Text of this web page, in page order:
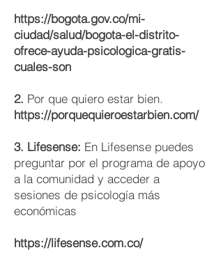
https://bogota.gov.co/mi-
ciudad/salud/bogota-el-distrito-
ofrece-ayuda-psicologica-gratis-
cuales-son
2. Por que quiero estar bien.
https://porquequieroestarbien.com/
3. Lifesense: En Lifesense puedes
preguntar por el programa de apoyo
a la comunidad y acceder a
sesiones de psicología más
económicas
https://lifesense.com.co/